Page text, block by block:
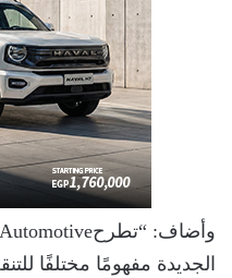
الجديدة مفهومًا مختلفًا